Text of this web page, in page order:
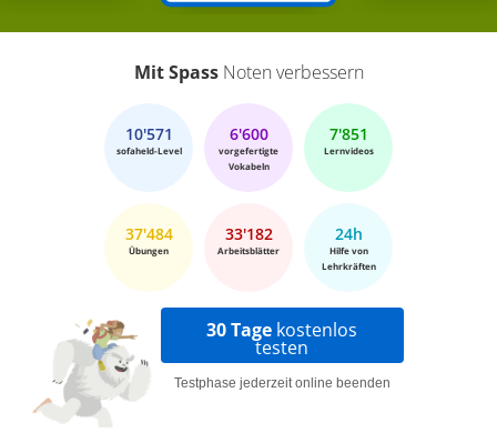
Mit SpassNoten verbessern
10'571
sofaheld-Level
6'600
vorgefertigte
Vokabeln
7'851
Lernvideos
37'484
Übungen
33'182
Arbeitsblätter
24h
Hilfe von
Lehrkräften
30 Tage kostenlos
testen
Testphase jederzeit online beenden